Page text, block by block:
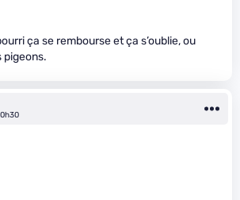
ça se rembourse et ça s’oublie, ou
pigeons.